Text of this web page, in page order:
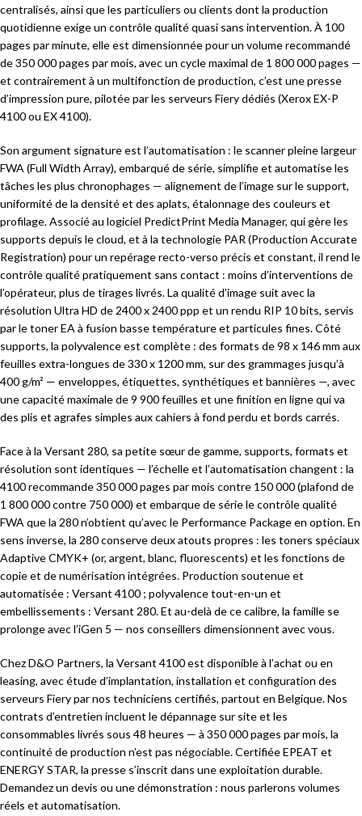
centralisés, ainsi que les particuliers ou clients dont la production
quotidienne exige un contrôle qualité quasi sans intervention. À 100
pages par minute, elle est dimensionnée pour un volume recommandé
de 350 000 pages par mois, avec un cycle maximal de 1 800 000 pages —
et contrairement à un multifonction de production, c’est une presse
d’impression pure, pilotée par les serveurs Fiery dédiés (Xerox EX-P
4100 ou EX 4100).
Son argument signature est l’automatisation : le scanner pleine largeur
FWA (Full Width Array), embarqué de série, simplifie et automatise les
tâches les plus chronophages — alignement de l’image sur le support,
uniformité de la densité et des aplats, étalonnage des couleurs et
profilage. Associé au logiciel PredictPrint Media Manager, qui gère les
supports depuis le cloud, et à la technologie PAR (Production Accurate
Registration) pour un repérage recto-verso précis et constant, il rend le
contrôle qualité pratiquement sans contact : moins d’interventions de
l’opérateur, plus de tirages livrés. La qualité d’image suit avec la
résolution Ultra HD de 2400 x 2400 ppp et un rendu RIP 10 bits, servis
par le toner EA à fusion basse température et particules fines. Côté
supports, la polyvalence est complète : des formats de 98 x 146 mm aux
feuilles extra-longues de 330 x 1200 mm, sur des grammages jusqu’à
400 g/m² — enveloppes, étiquettes, synthétiques et bannières —, avec
une capacité maximale de 9 900 feuilles et une finition en ligne qui va
des plis et agrafes simples aux cahiers à fond perdu et bords carrés.
Face à la Versant 280, sa petite sœur de gamme, supports, formats et
résolution sont identiques — l’échelle et l’automatisation changent : la
4100 recommande 350 000 pages par mois contre 150 000 (plafond de
1 800 000 contre 750 000) et embarque de série le contrôle qualité
FWA que la 280 n’obtient qu’avec le Performance Package en option. En
sens inverse, la 280 conserve deux atouts propres : les toners spéciaux
Adaptive CMYK+ (or, argent, blanc, fluorescents) et les fonctions de
copie et de numérisation intégrées. Production soutenue et
automatisée : Versant 4100 ; polyvalence tout-en-un et
embellissements : Versant 280. Et au-delà de ce calibre, la famille se
prolonge avec l’iGen 5 — nos conseillers dimensionnent avec vous.
Chez D&O Partners, la Versant 4100 est disponible à l’achat ou en
leasing, avec étude d’implantation, installation et configuration des
serveurs Fiery par nos techniciens certifiés, partout en Belgique. Nos
contrats d’entretien incluent le dépannage sur site et les
consommables livrés sous 48 heures — à 350 000 pages par mois, la
continuité de production n’est pas négociable. Certifiée EPEAT et
ENERGY STAR, la presse s’inscrit dans une exploitation durable.
Demandez un devis ou une démonstration : nous parlerons volumes
réels et automatisation.